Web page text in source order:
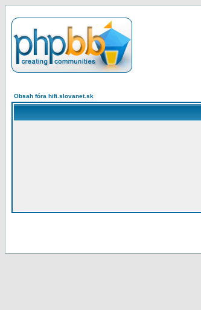
Obsah fóra hifi.slovanet.sk